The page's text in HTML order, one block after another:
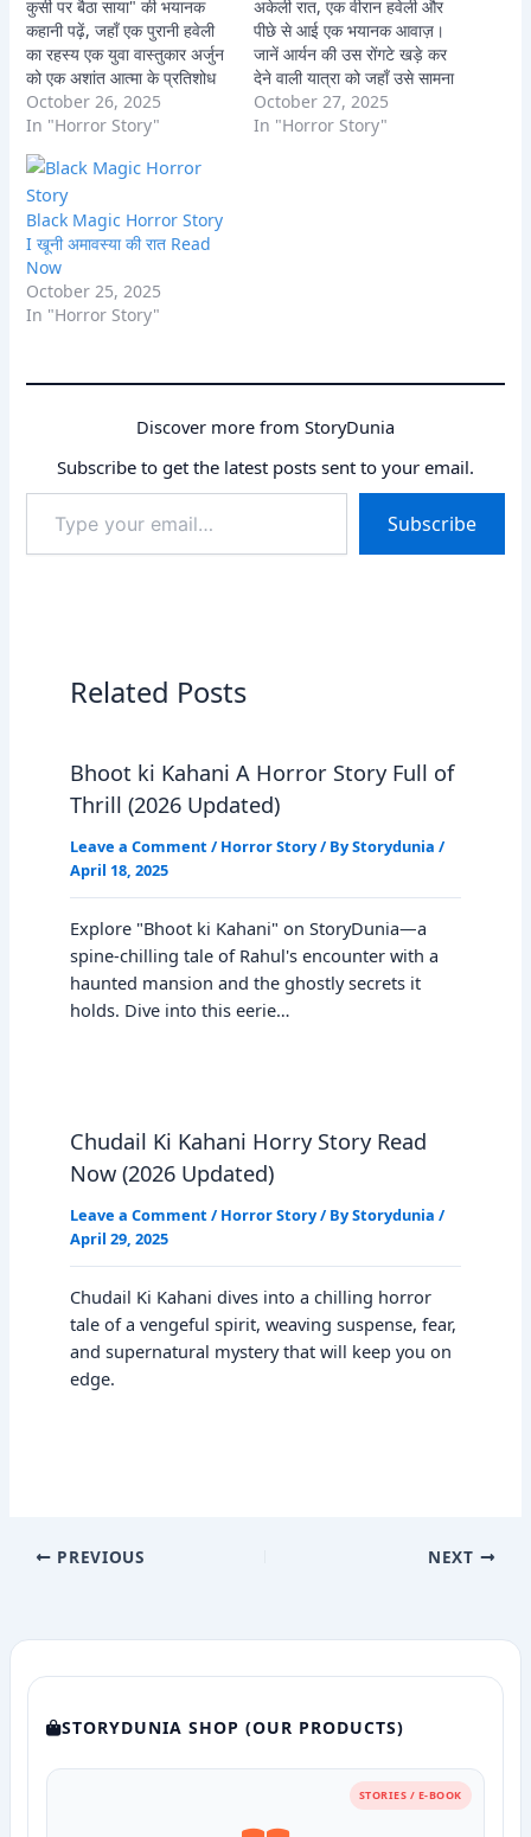
कुर्सी पर बैठा साया" की भयानक
कहानी पढ़ें, जहाँ एक पुरानी हवेली
का रहस्य एक युवा वास्तुकार अर्जुन
को एक अशांत आत्मा के प्रतिशोध
और काले जादू के अंधेरे में धकेल
देता है। क्या वह लावण्या की आत्मा
भूतिया…
October 26, 2025
In "Horror Story"
अकेली रात, एक वीरान हवेली और
पीछे से आई एक भयानक आवाज़।
जानें आर्यन की उस रोंगटे खड़े कर
देने वाली यात्रा को जहाँ उसे सामना
करना पड़ा एक प्राचीन चुड़ैल और
आवाज़ पीछे से आई के खौफनाक
October 27, 2025
In "Horror Story"
Black Magic Horror Story
I खूनी अमावस्या की रात Read
Now
October 25, 2025
In "Horror Story"
Discover more from StoryDunia
Subscribe to get the latest posts sent to your email.
your
email…
Subscribe
Related Posts
Bhoot ki Kahani A Horror Story Full of
Thrill (2026 Updated)
Leave a Comment / Horror Story/ ByStorydunia /
April 18, 2025
Explore "Bhoot ki Kahani" on StoryDunia—a
spine-chilling tale of Rahul's encounter with a
haunted mansion and the ghostly secrets it
holds. Dive into this eerie…
Chudail Ki Kahani Horry Story Read
Now (2026 Updated)
Leave a Comment / Horror Story/ ByStorydunia /
April 29, 2025
Chudail Ki Kahani dives into a chilling horror
tale of a vengeful spirit, weaving suspense, fear,
and supernatural mystery that will keep you on
edge.
PREVIOUS NEXT
STORYDUNIA SHOP (OUR PRODUCTS)
STORIES / E-BOOK